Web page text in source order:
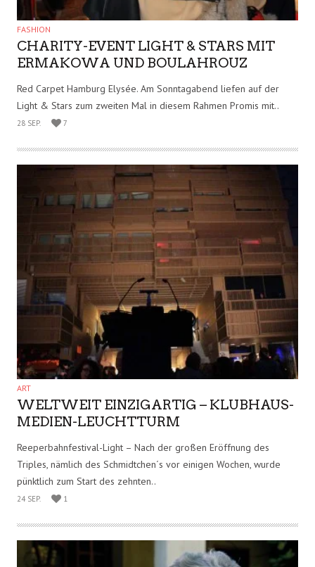
LETZTE ARTIKEL
FASHION
CHARITY-EVENT LIGHT & STARS MIT
ERMAKOWA UND BOULAHROUZ
Red Carpet Hamburg Elysée. Am Sonntagabend liefen auf der
Light & Stars zum zweiten Mal in diesem Rahmen Promis mit..
28 SEP. 7